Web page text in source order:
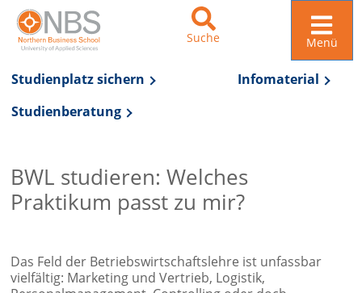
Suche Menü
Studienplatz sichern
Infomaterial
Studienberatung
BWL studieren: Welches
Praktikum passt zu mir?
Das Feld der Betriebswirtschaftslehre ist unfassbar
vielfältig: Marketing und Vertrieb, Logistik,